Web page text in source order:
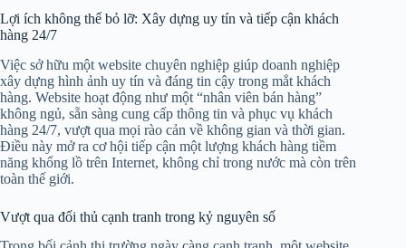
Lợi ích không thể bỏ lỡ: Xây dựng uy tín và tiếp cận khách
hàng 24/7
Việc sở hữu một website chuyên nghiệp giúp doanh nghiệp
xây dựng hình ảnh uy tín và đáng tin cậy trong mắt khách
hàng. Website hoạt động như một “nhân viên bán hàng”
không ngủ, sẵn sàng cung cấp thông tin và phục vụ khách
hàng 24/7, vượt qua mọi rào cản về không gian và thời gian.
Điều này mở ra cơ hội tiếp cận một lượng khách hàng tiềm
năng khổng lồ trên Internet, không chỉ trong nước mà còn trên
toàn thế giới.
Vượt qua đối thủ cạnh tranh trong kỷ nguyên số